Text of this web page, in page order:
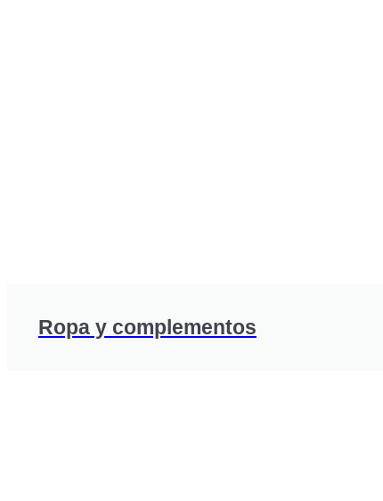
Ropa y complementos